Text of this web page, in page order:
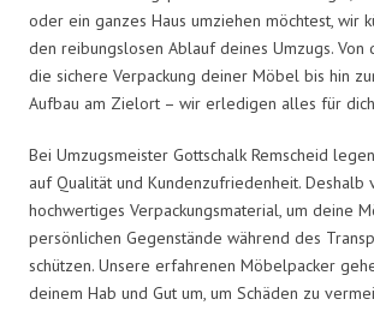
oder ein ganzes Haus umziehen möchtest, wir
den reibungslosen Ablauf deines Umzugs. Von
die sichere Verpackung deiner Möbel bis hin
Aufbau am Zielort – wir erledigen alles für
Bei Umzugsmeister Gottschalk Remscheid
auf Qualität und Kundenzufriedenheit.
hochwertiges Verpackungsmaterial, um deine
persönlichen Gegenstände während des
schützen. Unsere erfahrenen Möbelpacker
deinem Hab und Gut um, um Schäden zu